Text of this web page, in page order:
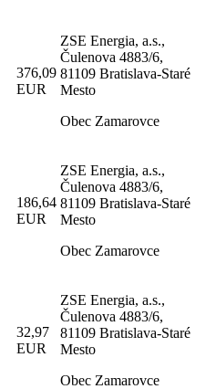
376,09
EUR
ZSE Energia, a.s.,
Čulenova 4883/6,
81109 Bratislava-Staré
Mesto
Obec Zamarovce
186,64
EUR
ZSE Energia, a.s.,
Čulenova 4883/6,
81109 Bratislava-Staré
Mesto
Obec Zamarovce
32,97
EUR
ZSE Energia, a.s.,
Čulenova 4883/6,
81109 Bratislava-Staré
Mesto
Obec Zamarovce